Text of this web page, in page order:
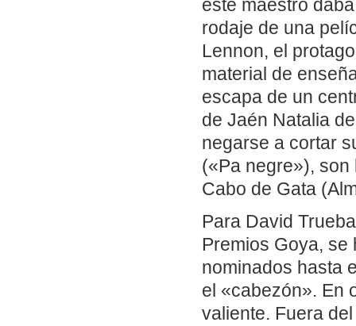
este maestro
rodaje de una
Lennon, el
material de
escapa de un
de Jaén Natalia
negarse a cortar
(«Pa negre»),
Cabo de Gata
Para David
Premios Goya,
nominados hasta
el «cabezón». En
valiente. Fuera